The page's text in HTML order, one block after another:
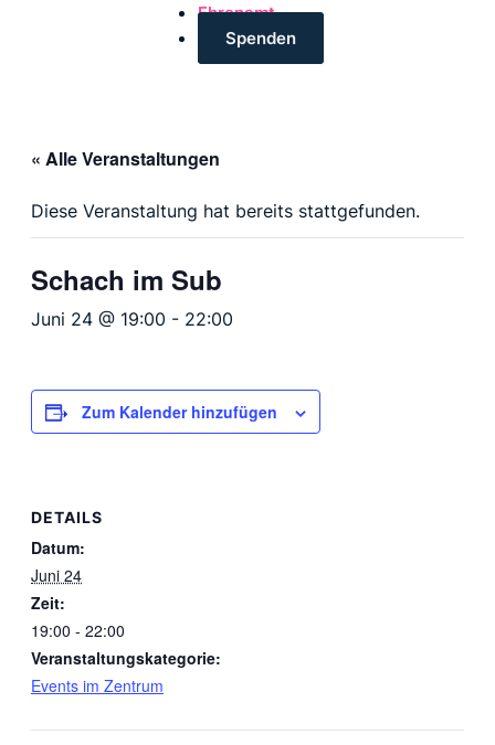
Ehrenamt
Spenden
« Alle Veranstaltungen
Diese Veranstaltung hat bereits stattgefunden.
Schach im Sub
Juni 24 @ 19:00 - 22:00
Zum Kalender hinzufügen
DETAILS
Datum:
Juni 24
Zeit:
19:00 - 22:00
Veranstaltungskategorie:
Events im Zentrum